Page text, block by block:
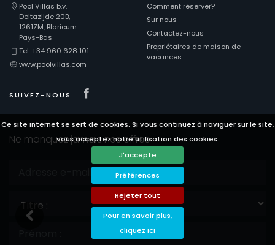
Ce site internet se sert de cookies. Si vous continuez à naviguer sur le site,
vous acceptez notre utilisation des cookies.
J'accepte
Préférences
Rejeter tout
Pour en savoir plus,
cliquez ici
Pool Villas b.v.
Deltazijde 20B,
1261ZM, Blaricum
Pays-Bas
Tel: +34 960 628 101
www.poolvillas.com
SUIVEZ-NOUS
Comment réserver?
Sur nous
Contactez-nous
Propriétaires de maison de
vacances
Ne manquez jamais nos offres